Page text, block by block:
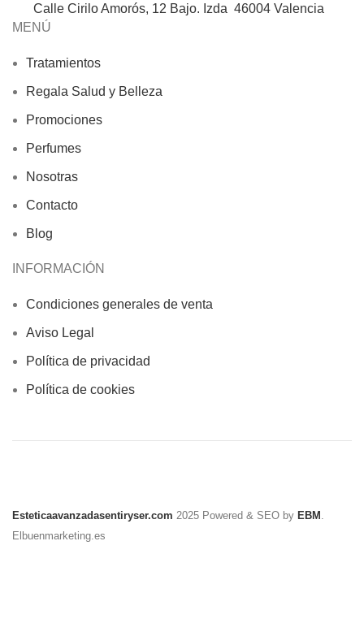
Calle Cirilo Amorós, 12 Bajo. Izda 46004 Valencia
MENÚ
Tratamientos
Regala Salud y Belleza
Promociones
Perfumes
Nosotras
Contacto
Blog
INFORMACIÓN
Condiciones generales de venta
Aviso Legal
Política de privacidad
Política de cookies
Esteticaavanzadasentiryser.com 2025 Powered & SEO by EBM
Elbuenmarketing.es